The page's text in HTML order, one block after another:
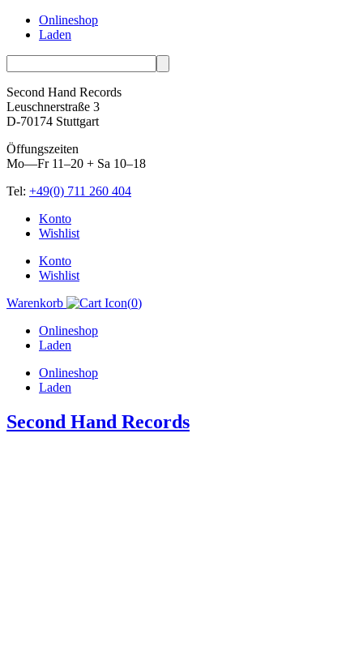
Onlineshop
Laden
Second Hand Records
Leuschnerstraße 3
D-70174 Stuttgart
Öffungszeiten
Mo—Fr 11–20 + Sa 10–18
Tel: +49(0) 711 260 404
Skip
Konto
Wishlist
Konto
Wishlist
Warenkorb
(0)
Onlineshop
Laden
Onlineshop
Laden
Second Hand Records